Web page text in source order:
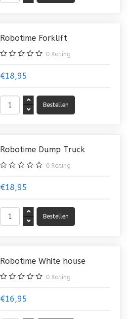
Robotime Forklift
0 Rating
€18,95
Robotime Dump Truck
0 Rating
€18,95
Robotime White house
0 Rating
€16,95